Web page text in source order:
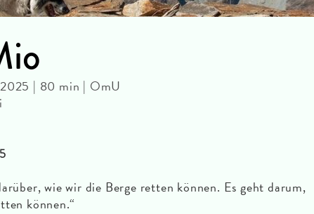
| 80 min | OmU
wie wir die Berge retten können. Es geht darum,
können.“